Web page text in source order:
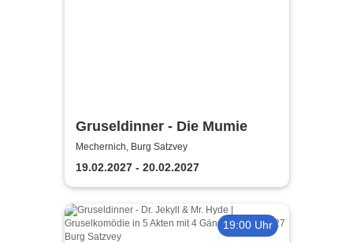
Gruseldinner - Die Mumie
Mechernich, Burg Satzvey
19.02.2027 - 20.02.2027
19:00 Uhr